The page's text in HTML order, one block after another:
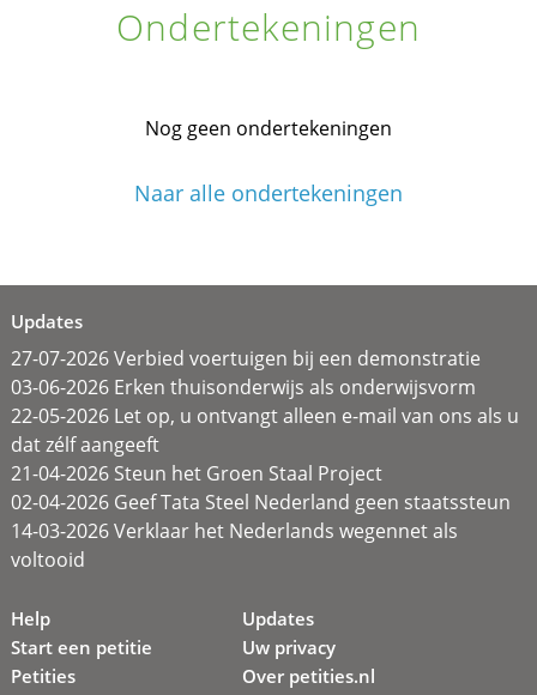
Ondertekeningen
Nog geen ondertekeningen
Naar alle ondertekeningen
Updates
27-07-2026 Verbied voertuigen bij een demonstratie
03-06-2026 Erken thuisonderwijs als onderwijsvorm
22-05-2026 Let op, u ontvangt alleen e-mail van ons als u
dat zélf aangeeft
21-04-2026 Steun het Groen Staal Project
02-04-2026 Geef Tata Steel Nederland geen staatssteun
14-03-2026 Verklaar het Nederlands wegennet als
voltooid
Help
Start een petitie
Petities
Updates
Uw privacy
Over petities.nl